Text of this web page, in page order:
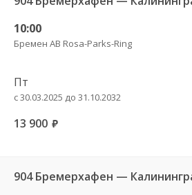
10:00
Бремен АВ Rosa-Parks-Ring
Пт
с 30.03.2025 до 31.10.2032
13 900 руб.
904 Бремерхафен —